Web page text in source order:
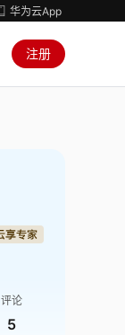
华为云App
注册
评论
5